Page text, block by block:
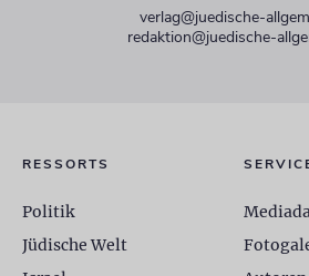
verlag@juedische-
redaktion@juedische-
RESSORTS
Politik
Jüdische Welt